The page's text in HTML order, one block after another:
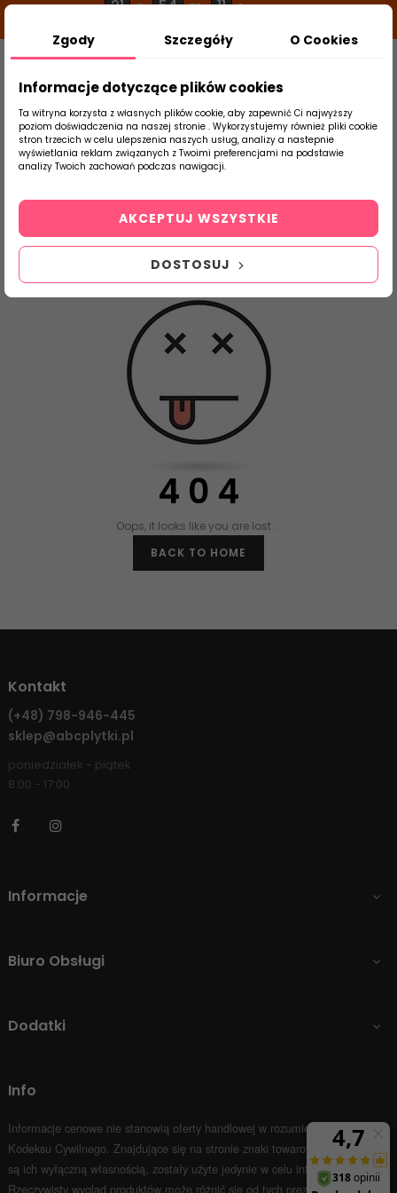
21 g 54 m 11 s
Szukaj
produktu
Strona Główna Salon / Taras Netto
Netto
Płytki Ceramiczne - Sklep Internetowy - NETTO - Glazura
Terakota Gresy - abcplytki.pl
4 0 4
Oops, it looks like you are lost ...
BACK TO HOME
Kontakt
(+48) 798-946-445
sklep@abcplytki.pl
poniedziałek - piątek
8:00 - 17:00
Facebook
Informacje 
Biuro Obsługi 
Dodatki 
Info
Informacje cenowe nie stanowią oferty handlowej w rozumieniu Art.66 par.1
Kodeksu Cywilnego. Znajdujące się na stronie znaki towarowe i nazwy firm
są ich wyłączną własnością, zostały użyte jedynie w celu informacyjnym.
Rzeczywisty wygląd produktów może różnić się od tych prezentowanych na
Zgody Szczegóły O Cookies
Informacje dotyczące plików cookies
Ta witryna korzysta z własnych plików cookie, aby zapewnić Ci najwyższy
poziom doświadczenia na naszej stronie . Wykorzystujemy również pliki cookie
stron trzecich w celu ulepszenia naszych usług, analizy a nastepnie
wyświetlania reklam związanych z Twoimi preferencjami na podstawie
analizy Twoich zachowań podczas nawigacji.
DOSTOSUJ
AKCEPTUJ WSZYSTKIE